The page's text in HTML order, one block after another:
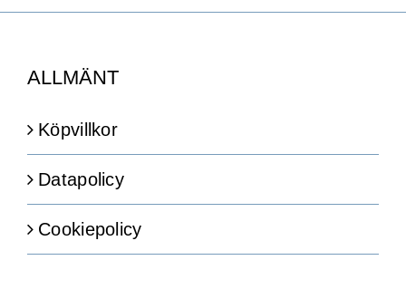
ALLMÄNT
Köpvillkor
Datapolicy
Cookiepolicy